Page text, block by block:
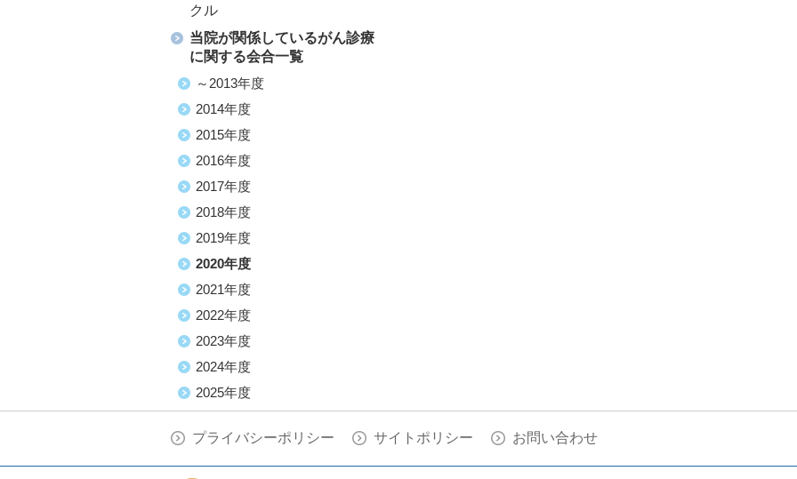
クル
当院が関係しているがん診療
に関する会合一覧
～2013年度
2014年度
2015年度
2016年度
2017年度
2018年度
2019年度
2020年度
2021年度
2022年度
2023年度
2024年度
2025年度
プライバシーポリシー サイトポリシー お問い合わせ